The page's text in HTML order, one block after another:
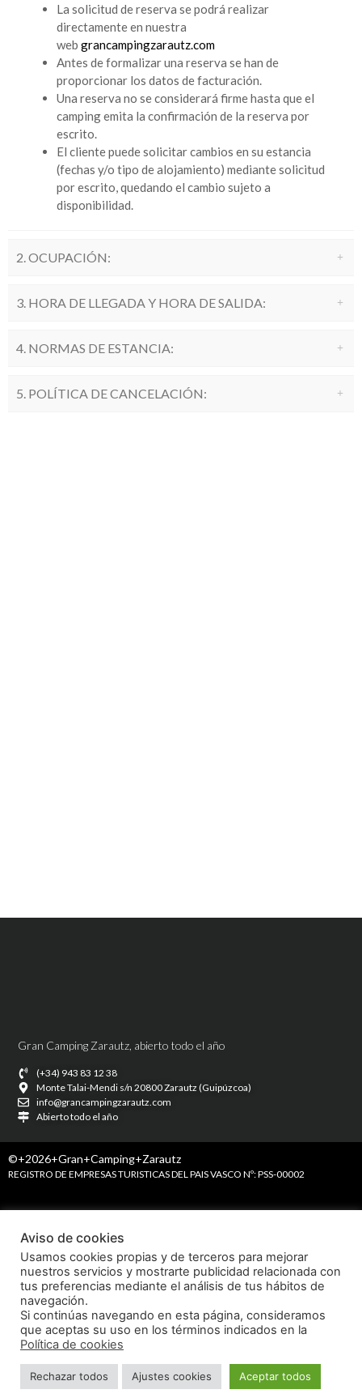
La solicitud de reserva se podrá realizar
directamente en nuestra
web grancampingzarautz.com
Antes de formalizar una reserva se han de
proporcionar los datos de facturación.
Una reserva no se considerará firme hasta que el
camping emita la confirmación de la reserva por
escrito.
El cliente puede solicitar cambios en su estancia
(fechas y/o tipo de alojamiento) mediante solicitud
por escrito, quedando el cambio sujeto a
disponibilidad.
2. OCUPACIÓN:
3. HORA DE LLEGADA Y HORA DE SALIDA:
4. NORMAS DE ESTANCIA:
5. POLÍTICA DE CANCELACIÓN:
Gran Camping Zarautz, abierto todo el año
(+34) 943 83 12 38
Monte Talai-Mendi s/n 20800 Zarautz (Guipúzcoa)
info@grancampingzarautz.com
Abierto todo el año
©+2026+Gran+Camping+Zarautz
REGISTRO DE EMPRESAS TURISTICAS DEL PAIS VASCO Nº: PSS-00002
Aviso de cookies
Usamos cookies propias y de terceros para mejorar
nuestros servicios y mostrarte publicidad relacionada con
tus preferencias mediante el análisis de tus hábitos de
navegación.
Si continúas navegando en esta página, consideramos
que aceptas su uso en los términos indicados en la
Política de cookies
Rechazar todos Ajustes cookies Aceptar todos